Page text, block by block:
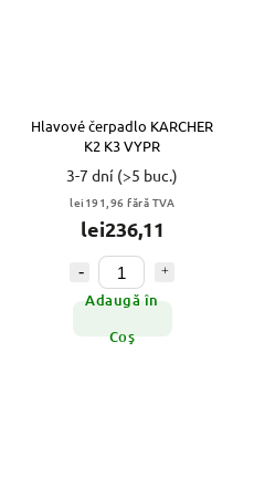
Hlavové čerpadlo KARCHER
K2 K3 VYPR
3-7 dní (>5 buc.)
lei191,96 fără TVA
lei236,11
Adaugă în
Coş